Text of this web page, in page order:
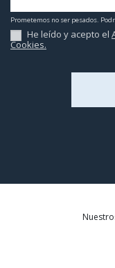
Prometemos no ser pesados.
He leído y acepto el
Cookies.